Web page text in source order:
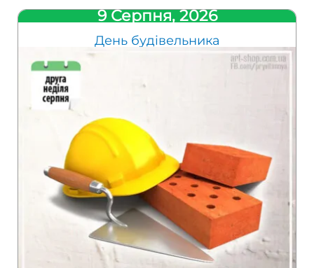
9 Серпня, 2026
День будівельника